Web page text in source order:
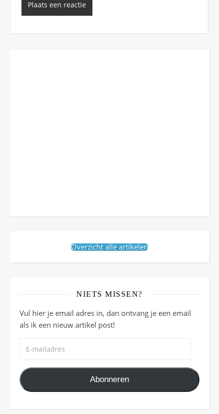
Overzicht alle artikelen
NIETS MISSEN?
Vul hier je email adres in, dan ontvang je een email
als ik een nieuw artikel post!
Abonneren